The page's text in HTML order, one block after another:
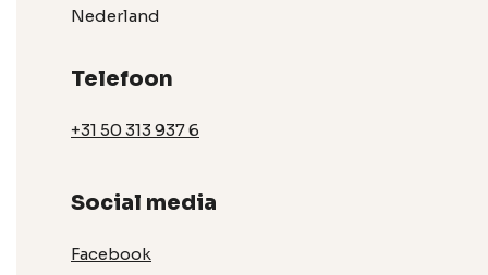
Nederland
Telefoon
+31 50 313 937 6
Social media
Facebook